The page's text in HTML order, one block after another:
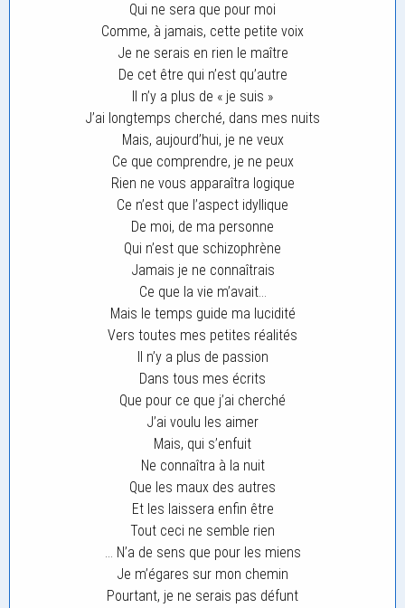
Qui ne sera que pour moi
Comme, à jamais, cette petite voix
Je ne serais en rien le maître
De cet être qui n’est qu’autre
Il n’y a plus de « je suis »
J’ai longtemps cherché, dans mes nuits
Mais, aujourd’hui, je ne veux
Ce que comprendre, je ne peux
Rien ne vous apparaîtra logique
Ce n’est que l’aspect idyllique
De moi, de ma personne
Qui n’est que schizophrène
Jamais je ne connaîtrais
Ce que la vie m’avait…
Mais le temps guide ma lucidité
Vers toutes mes petites réalités
Il n’y a plus de passion
Dans tous mes écrits
Que pour ce que j’ai cherché
J’ai voulu les aimer
Mais, qui s’enfuit
Ne connaîtra à la nuit
Que les maux des autres
Et les laissera enfin être
Tout ceci ne semble rien
… N’a de sens que pour les miens
Je m’égares sur mon chemin
Pourtant, je ne serais pas défunt